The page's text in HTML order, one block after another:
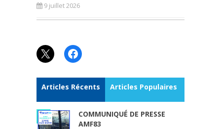
9 juillet 2026
X Facebook
Articles Récents Articles Populaires
COMMUNIQUÉ DE PRESSE
AMF83